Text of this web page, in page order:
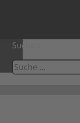
Suchen